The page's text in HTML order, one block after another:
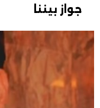
جواز بيننا